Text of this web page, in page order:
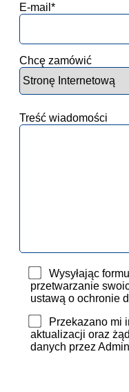
E-mail*
Chcę zamówić
Treść wiadomości
Wysyłając
przetwarzanie
ustawą o ochronie
Przekazano mi
aktualizacji oraz
danych przez